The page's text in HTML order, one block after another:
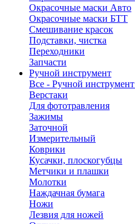
Окрасочные маски Авто
Окрасочные маски БТТ
Смешивание красок
Подставки, чистка
Переходники
Запчасти
Ручной инструмент
Все - Ручной инструмент
Верстаки
Для фототравления
Зажимы
Заточной
Измерительный
Коврики
Кусачки, плоскогубцы
Метчики и плашки
Молотки
Наждачная бумага
Ножи
Лезвия для ножей